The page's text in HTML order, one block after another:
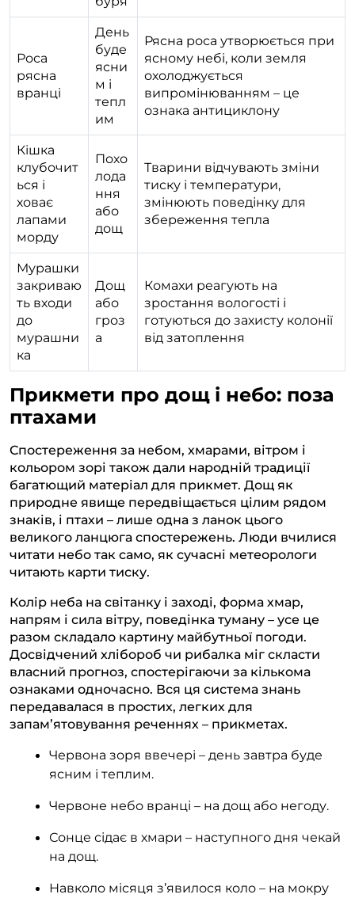
Роса
рясна
вранці
День
буде
ясни
м і
тепл
им
Рясна роса утворюється при
ясному небі, коли земля
охолоджується
випромінюванням – це
ознака антициклону
Кішка
клубочит
ься і
ховає
лапами
морду
Похо
лода
ння
або
дощ
Тварини відчувають зміни
тиску і температури,
змінюють поведінку для
збереження тепла
Мурашки
закриваю
ть входи
до
мурашни
ка
Дощ
або
гроз
а
Комахи реагують на
зростання вологості і
готуються до захисту колонії
від затоплення
Прикмети про дощ і небо: поза
птахами
Спостереження за небом, хмарами, вітром і
кольором зорі також дали народній традиції
багатющий матеріал для прикмет. Дощ як
природне явище передвіщається цілим рядом
знаків, і птахи – лише одна з ланок цього
великого ланцюга спостережень. Люди вчилися
читати небо так само, як сучасні метеорологи
читають карти тиску.
Колір неба на світанку і заході, форма хмар,
напрям і сила вітру, поведінка туману – усе це
разом складало картину майбутньої погоди.
Досвідчений хлібороб чи рибалка міг скласти
власний прогноз, спостерігаючи за кількома
ознаками одночасно. Вся ця система знань
передавалася в простих, легких для
запам’ятовування реченнях – прикметах.
Червона зоря ввечері – день завтра буде
ясним і теплим.
Червоне небо вранці – на дощ або негоду.
Сонце сідає в хмари – наступного дня чекай
на дощ.
Навколо місяця з’явилося коло – на мокру